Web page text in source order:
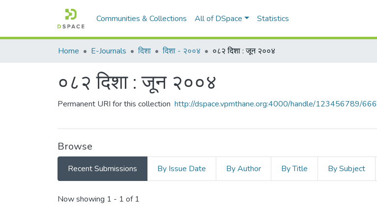
Communities & Collections All of DSpace Statistics
Home E-Journals दिशा दिशा - २००४ ०८२ दिशा : जून २००४
०८२ दिशा : जून २००४
Permanent URI for this collection http://dspace.vpmthane.org:4000/handle/123456789/666
Browse
Recent Submissions By Issue Date By Author By Title By Subject
Recent Submissions
Now showing 1 - 1 of 1